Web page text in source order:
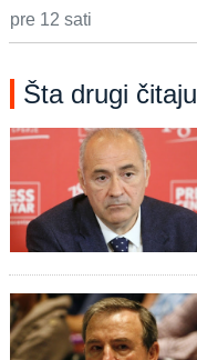
pre 12 sati
Šta drugi čitaju